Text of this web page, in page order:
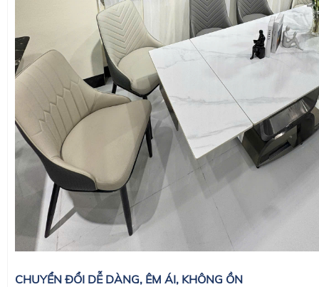
CHUYỂN ĐỔI DỄ DÀNG, ÊM ÁI, KHÔNG ỒN